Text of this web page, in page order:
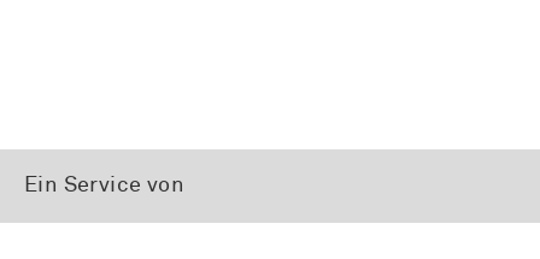
Ein Service von